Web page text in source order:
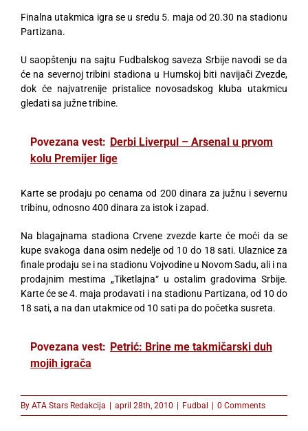
Finalna utakmica igra se u sredu 5. maja od 20.30 na stadionu
Partizana.
U saopštenju na sajtu Fudbalskog saveza Srbije navodi se da
će na severnoj tribini stadiona u Humskoj biti navijači Zvezde,
dok će najvatrenije pristalice novosadskog kluba utakmicu
gledati sa južne tribine.
Povezana vest: Derbi Liverpul – Arsenal u prvom
kolu Premijer lige
Karte se prodaju po cenama od 200 dinara za južnu i severnu
tribinu, odnosno 400 dinara za istok i zapad.
Na blagajnama stadiona Crvene zvezde karte će moći da se
kupe svakoga dana osim nedelje od 10 do 18 sati. Ulaznice za
finale prodaju se i na stadionu Vojvodine u Novom Sadu, ali i na
prodajnim mestima „Tiketlajna“ u ostalim gradovima Srbije.
Karte će se 4. maja prodavati i na stadionu Partizana, od 10 do
18 sati, a na dan utakmice od 10 sati pa do početka susreta.
Povezana vest: Petrić: Brine me takmičarski duh
mojih igrača
By ATA Stars Redakcija | april 28th, 2010 | Fudbal | 0 Comments